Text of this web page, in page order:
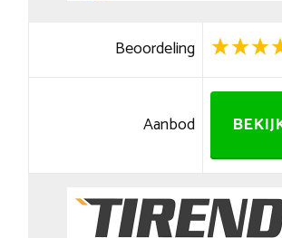
Beoordeling
Aanbod